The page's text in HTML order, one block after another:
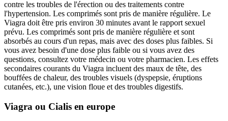
contre les troubles de l'érection ou des traitements contre
l'hypertension. Les comprimés sont pris de manière régulière. Le
Viagra doit être pris environ 30 minutes avant le rapport sexuel
prévu. Les comprimés sont pris de manière régulière et sont
absorbés au cours d'un repas, mais avec des doses plus faibles. Si
vous avez besoin d'une dose plus faible ou si vous avez des
questions, consultez votre médecin ou votre pharmacien. Les effets
secondaires courants du Viagra incluent des maux de tête, des
bouffées de chaleur, des troubles visuels (dyspepsie, éruptions
cutanées, etc.), une vision floue et des troubles digestifs.
Viagra ou Cialis en europe